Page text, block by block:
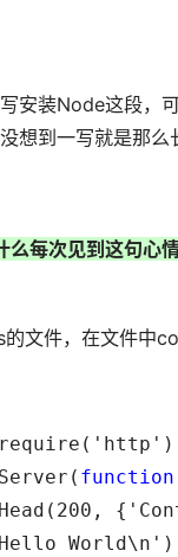
装Node这段，
想到一写就是那么
每次见到这句心
文件，在文件中
function